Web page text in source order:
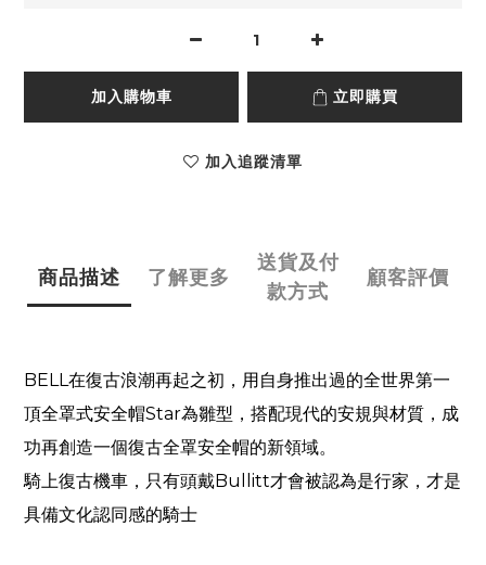
加入購物車 立即購買
加入追蹤清單
商品描述 了解更多
送貨及付
款方式
顧客評價
BELL在復古浪潮再起之初，用自身推出過的全世界第一
頂全罩式安全帽Star為雛型，搭配現代的安規與材質，成
功再創造一個復古全罩安全帽的新領域。
騎上復古機車，只有頭戴Bullitt才會被認為是行家，才是
具備文化認同感的騎士